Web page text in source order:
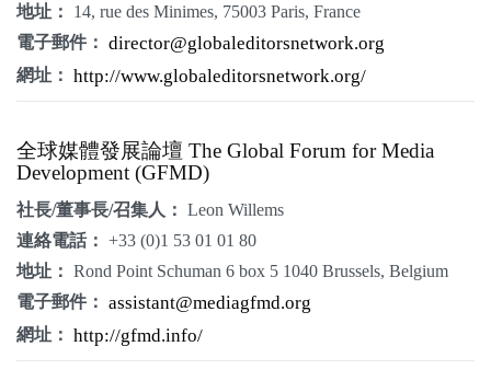
地址： 14, rue des Minimes, 75003 Paris, France
電子郵件： director@globaleditorsnetwork.org
網址： http://www.globaleditorsnetwork.org/
全球媒體發展論壇 The Global Forum for Media
Development (GFMD)
社長/董事長/召集人： Leon Willems
連絡電話： +33 (0)1 53 01 01 80
地址： Rond Point Schuman 6 box 5 1040 Brussels, Belgium
電子郵件： assistant@mediagfmd.org
網址： http://gfmd.info/